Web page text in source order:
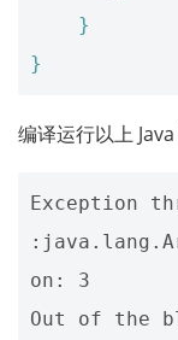
}
}
编译运行以上
Exception
on: 3